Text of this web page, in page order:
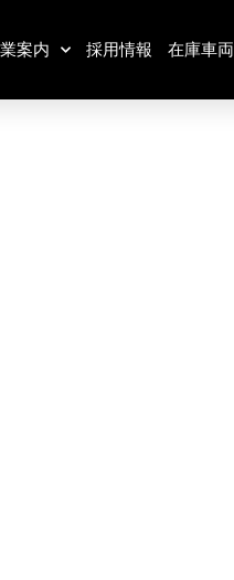
案内 採用情報 在庫車両